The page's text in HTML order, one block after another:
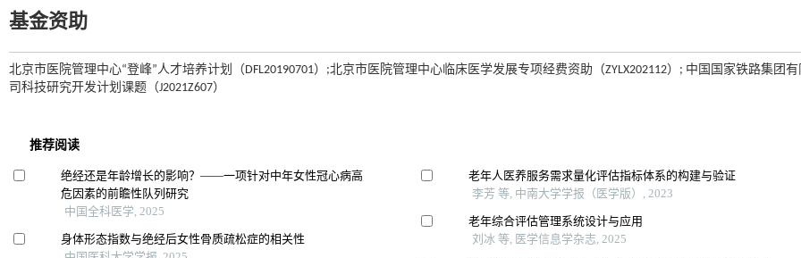
基金资助
北京市医院管理中心“登峰”人才培养计划（DFL20190701）;北京市医院管理中心临床医学发展专项经费资助（ZYLX202112）; 中国国家铁路集团
司科技研究开发计划课题（J2021Z607）